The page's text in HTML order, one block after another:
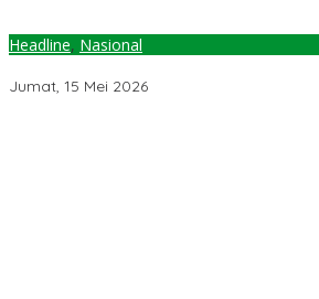
Headline, Nasional
Jumat, 15 Mei 2026